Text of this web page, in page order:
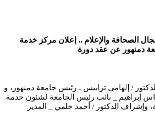
الصحافة والإعلام .. إعلان مركز خدمة
دمنهور عن عقد دورة
تحت رعاية الأستاذ الدكتور / إلهامي ترابيس ـ رئيس جامعة دمنهور، و
إبراهيم _ نائب رئيس الجامعة لشئون خدمة
وإشراف الدكتور / أحمد حلمي _ المدير